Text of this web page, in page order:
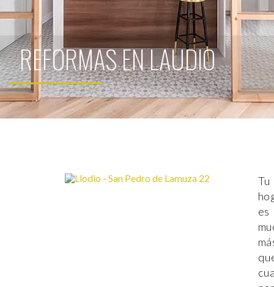
REFORMAS EN LAUDIO
Tu
es